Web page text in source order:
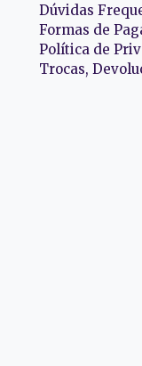
Dúvidas
Formas de
Política de
Trocas,